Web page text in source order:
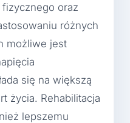
oraz
różnych
możliwe jest
się na większą
życia. Rehabilitacja
lepszemu